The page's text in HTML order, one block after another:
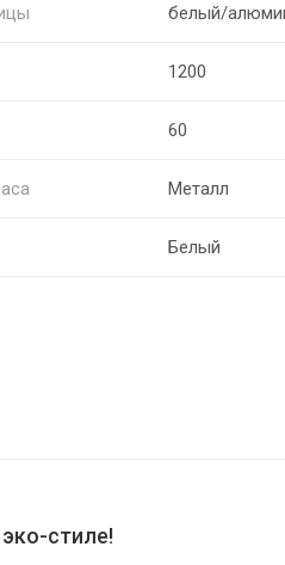
белый/
1200
60
Металл
Белый
стиле!